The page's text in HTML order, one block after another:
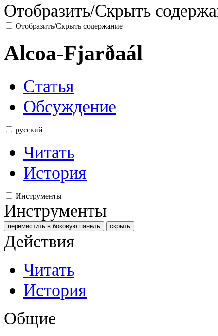
Отобразить/Скрыть
Отобразить/Скрыть содержание
Alcoa-Fjarðaál
Статья
Обсуждение
русский
Читать
История
Инструменты
Инструменты
переместить в боковую панель скрыть
Действия
Читать
История
Общие